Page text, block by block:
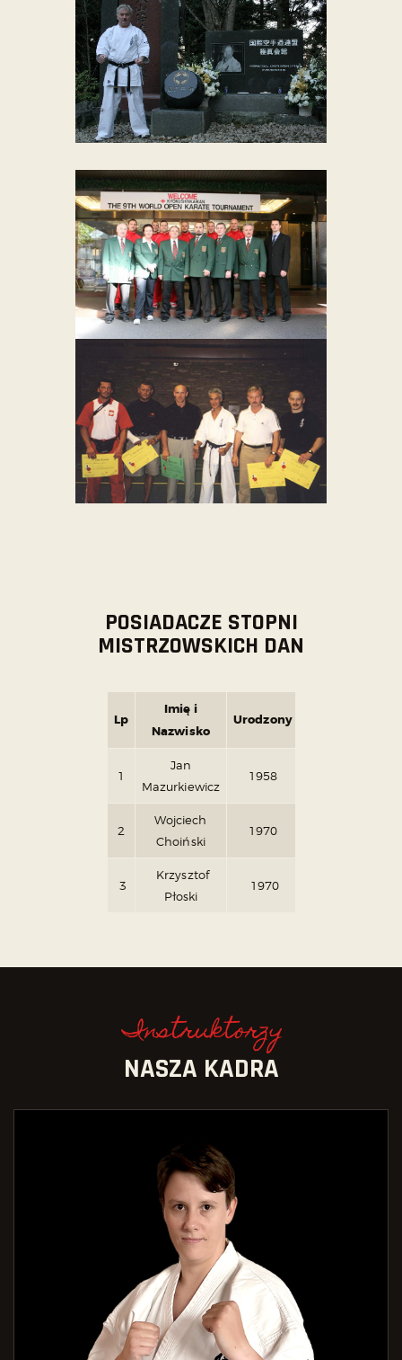
POSIADACZE STOPNI
MISTRZOWSKICH DAN
Lp
Imię i
Nazwisko
Urodzony
1
Jan
Mazurkiewicz
1958
2
Wojciech
Choiński
1970
3
Krzysztof
Płoski
1970
Instruktorzy
NASZA KADRA